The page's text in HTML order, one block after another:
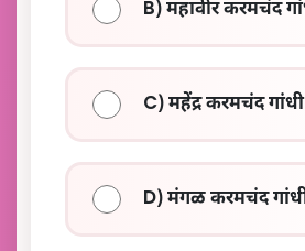
B) महावीर करमचंद
C) महेंद्र करमचंद गांधी
D) मंगळ करमचंद